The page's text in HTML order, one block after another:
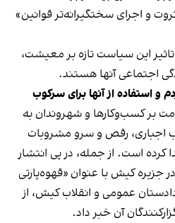
و اجرای سختگیرانه‌تر قوانین»
این سیاست‌ تازه بر معیشت،
اجتماعی آنها هستند.
استفاده از آنها برای سرکوب
بر کسب‌وکارها و شهروندان به
اجباری، رقص و سرو مشروبات
است. از جمله، در پی انتشار
جزیره کیش با عنوان «قهوه‌پارتی
عمومی و انقلاب کیش، از
آن خبر داد.